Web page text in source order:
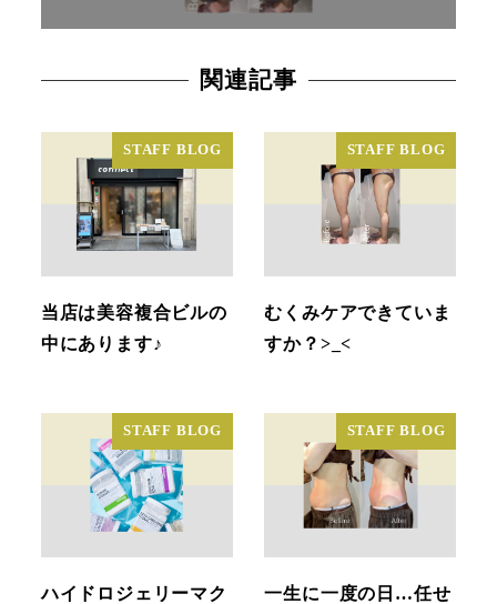
関連記事
STAFF BLOG
当店は美容複合ビルの
中にあります♪
STAFF BLOG
むくみケアできていま
すか？>_<
STAFF BLOG
ハイドロジェリーマク
STAFF BLOG
一生に一度の日…任せ